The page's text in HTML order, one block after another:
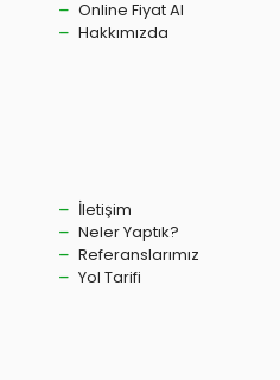
Online Fiyat Al
Hakkımızda
İletişim
Neler Yaptık?
Referanslarımız
Yol Tarifi